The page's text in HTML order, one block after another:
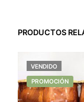
PRODUCTOS
VENDIDO
PROMOCIÓN